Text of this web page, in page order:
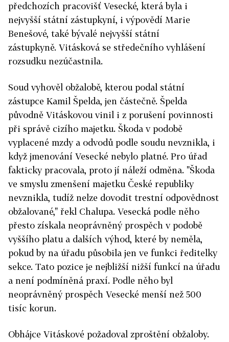
předchozích pracovišť Vesecké, která byla i
nejvyšší státní zástupkyní, i výpovědí Marie
Benešové, také bývalé nejvyšší státní
zástupkyně. Vitásková se středečního vyhlášení
rozsudku nezúčastnila.
Soud vyhověl obžalobě, kterou podal státní
zástupce Kamil Špelda, jen částečně. Špelda
původně Vitáskovou vinil i z porušení povinnosti
při správě cizího majetku. Škoda v podobě
vyplacené mzdy a odvodů podle soudu nevznikla, i
když jmenování Vesecké nebylo platné. Pro úřad
fakticky pracovala, proto jí náleží odměna. "Škoda
ve smyslu zmenšení majetku České republiky
nevznikla, tudíž nelze dovodit trestní odpovědnost
obžalované," řekl Chalupa. Vesecká podle něho
přesto získala neoprávněný prospěch v podobě
vyššího platu a dalších výhod, které by neměla,
pokud by na úřadu působila jen ve funkci ředitelky
sekce. Tato pozice je nejbližší nižší funkcí na úřadu
a není podmíněná praxí. Podle něho byl
neoprávněný prospěch Vesecké menší než 500
tisíc korun.
Obhájce Vitáskové požadoval zproštění obžaloby.